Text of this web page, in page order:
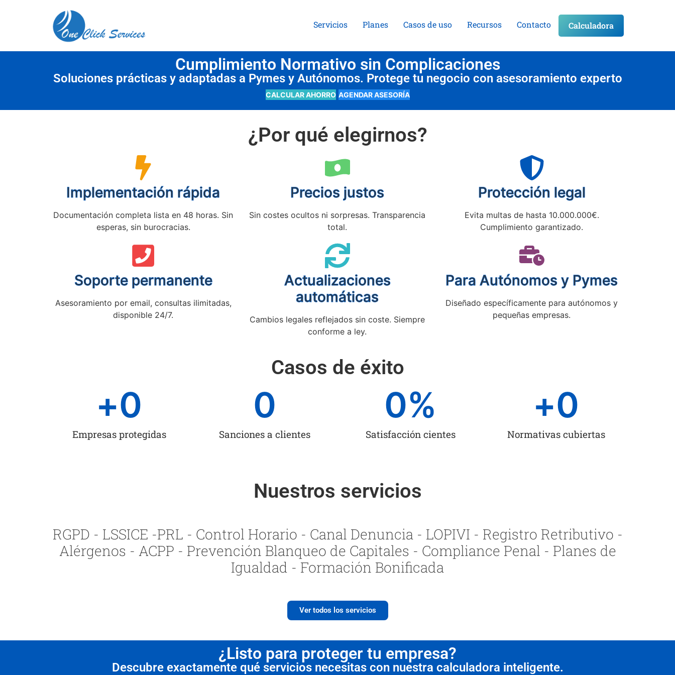
Servicios Planes Casos de uso Recursos Contacto Calculadora
Cumplimiento Normativo sin Complicaciones
Soluciones prácticas y adaptadas a Pymes y Autónomos. Protege tu negocio con asesoramiento experto
CALCULAR AHORRO AGENDAR ASESORÍA
¿Por qué elegirnos?
Implementación rápida
Documentación completa lista en 48 horas. Sin
esperas, sin burocracias.
Precios justos
Sin costes ocultos ni sorpresas. Transparencia
total.
Protección legal
Evita multas de hasta 10.000.000€.
Cumplimiento garantizado.
Soporte permanente
Asesoramiento por email, consultas ilimitadas,
disponible 24/7.
Actualizaciones
automáticas
Cambios legales reflejados sin coste. Siempre
conforme a ley.
Para Autónomos y Pymes
Diseñado específicamente para autónomos y
pequeñas empresas.
Casos de éxito
Empresas protegidas
+0
Sanciones a clientes
0
Satisfacción cientes
0%
Normativas cubiertas
+0
Nuestros servicios
RGPD - LSSICE -PRL - Control Horario - Canal Denuncia - LOPIVI - Registro Retributivo -
Alérgenos - ACPP - Prevención Blanqueo de Capitales - Compliance Penal - Planes de
Igualdad - Formación Bonificada
Ver todos los servicios
¿Listo para proteger tu empresa?
Descubre exactamente qué servicios necesitas con nuestra calculadora inteligente.